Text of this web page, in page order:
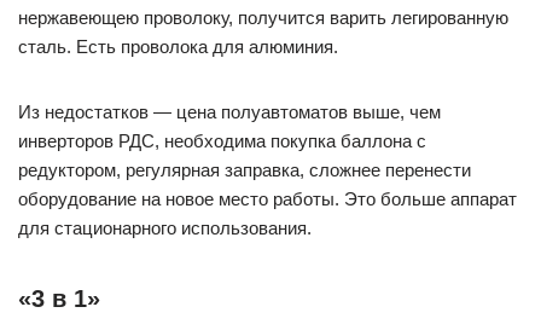
нержавеющею проволоку, получится варить легированную
сталь. Есть проволока для алюминия.
Из недостатков — цена полуавтоматов выше, чем
инверторов РДС, необходима покупка баллона с
редуктором, регулярная заправка, сложнее перенести
оборудование на новое место работы. Это больше аппарат
для стационарного использования.
«3 в 1»